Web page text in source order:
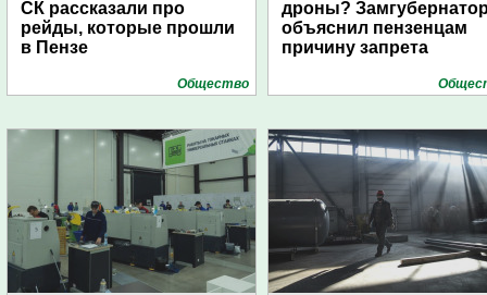
СК рассказали про
рейды, которые прошли
в Пензе
Общество
дроны?
объяснил пензенцам
причину запрета